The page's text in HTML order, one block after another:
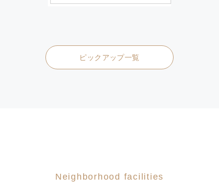
ピックアップ一覧
Neighborhood facilities